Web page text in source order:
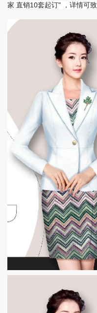
家 直销10套起订" ，详情可